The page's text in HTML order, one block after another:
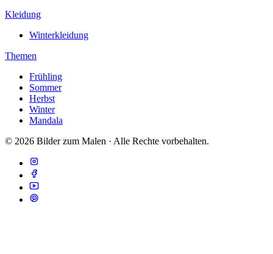
Kleidung
Winterkleidung
Themen
Frühling
Sommer
Herbst
Winter
Mandala
© 2026 Bilder zum Malen · Alle Rechte vorbehalten.